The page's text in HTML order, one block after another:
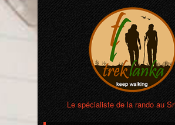
Le spécialiste de la rando au